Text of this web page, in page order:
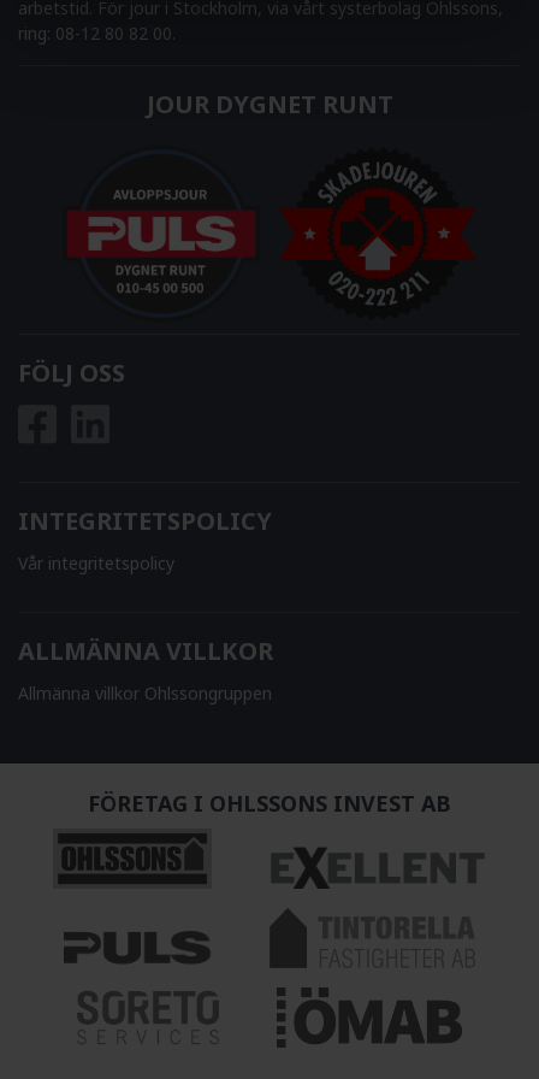
arbetstid. För jour i Stockholm, via vårt systerbolag Ohlssons,
ring: 08-12 80 82 00.
JOUR DYGNET RUNT
FÖLJ OSS
INTEGRITETSPOLICY
Vår integritetspolicy
ALLMÄNNA VILLKOR
Allmänna villkor Ohlssongruppen
FÖRETAG I OHLSSONS INVEST AB